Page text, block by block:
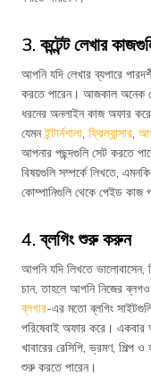
3. কন্টেন্ট লেখার
আপনি যদি লেখার ব্যপারে
করতে পারেন। আজকাল অনেক
ধরনের অনলাইন কাজ অফার করে
যেমনইন্টার্নশালা, ফ্রিল্যান্সার,
আপনার পছন্দগুলি সেট করতে
বিষয়গুলি সম্পর্কে লিখতে,
কোম্পানিগুলি থেকে পেইড কাজ
4. ব্লগিং শুরু করুন
আপনি যদি লিখতে ভালোবাসেন,
চান, তাহলে আপনি নিজের
ব্লগার-এর মতো ব্লগিং
পরিষেবাই অফার করে।
খাবারের রেসিপি, ভ্রমণ, শিল্প
শুরু করতে পারেন।